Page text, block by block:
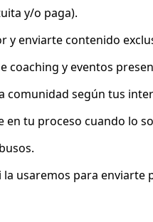
y/o paga).
y enviarte contenido
coaching y eventos
comunidad según tus
en tu proceso cuando lo
usaremos para enviarte